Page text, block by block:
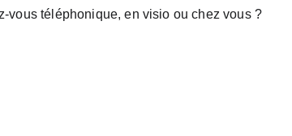
vous téléphonique, en visio ou chez vous ?